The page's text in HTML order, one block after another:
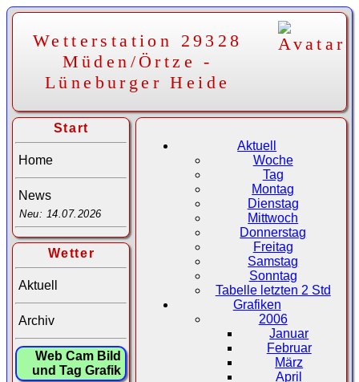
Wetterstation 29328
Müden/Örtze -
Lüneburger Heide
Start
Home
News
Neu: 14.07.2026
Wetter
Aktuell
Archiv
Web Cam Bild
und Tag Grafik
Aktuell
Woche
Tag
Montag
Dienstag
Mittwoch
Donnerstag
Freitag
Samstag
Sonntag
Tabelle letzten 2 Std
Grafiken
2006
Januar
Februar
März
April